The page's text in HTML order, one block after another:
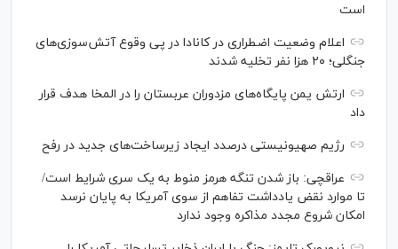
است
اعلام وضعیت اضطراری در کانادا در پی وقوع آتش‌سوزی‌های
جنگلی؛ ۲۰ هزا نفر تخلیه شدند
ارتش یمن پایگاه‌های مزدوران عربستان را در المخا هدف قرار
داد
رژیم صهیونیستی درصدد ایجاد زیرساخت‌های جدید در رفح
عراقچی: باز شدن تنگه هرمز منوط به یک سری شرایط است/
تا موارد نقض یادداشت تفاهم از سوی آمریکا به پایان نرسد
امکان شروع مجدد مذاکره وجود ندارد